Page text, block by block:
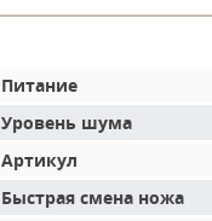
Питание
Уровень шума
Артикул
Быстрая смена ножа